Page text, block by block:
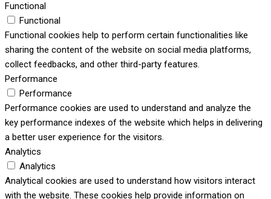
Functional
Functional
Functional cookies help to perform certain functionalities like
sharing the content of the website on social media platforms,
collect feedbacks, and other third-party features.
Performance
Performance
Performance cookies are used to understand and analyze the
key performance indexes of the website which helps in delivering
a better user experience for the visitors.
Analytics
Analytics
Analytical cookies are used to understand how visitors interact
with the website. These cookies help provide information on